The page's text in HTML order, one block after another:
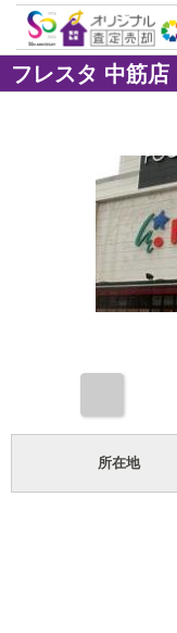
フレスタ 中筋店
所在地